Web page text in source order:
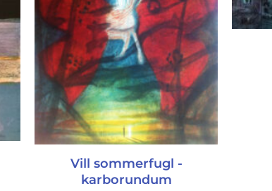
Vill sommerfugl -
karborundum